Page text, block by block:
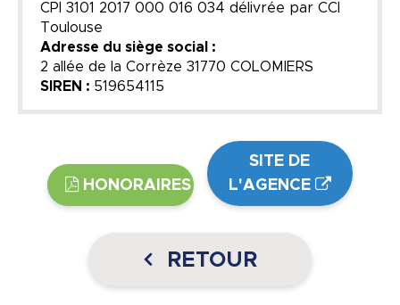
CPI 3101 2017 000 016 034 délivrée par CCI
Toulouse
Adresse du siège social :
2 allée de la Corrèze 31770 COLOMIERS
SIREN : 519654115
HONORAIRES
SITE DE
L'AGENCE
RETOUR